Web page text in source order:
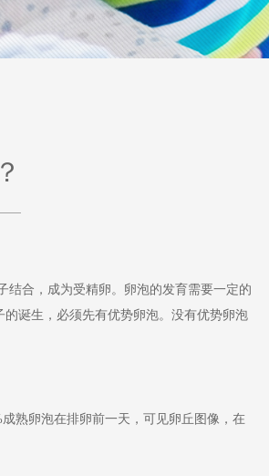
合，成为受精卵。卵泡的发育需要一定的
诞生，必须先有优势卵泡。没有优势卵泡
熟卵泡在排卵前一天，可见卵丘图像，在